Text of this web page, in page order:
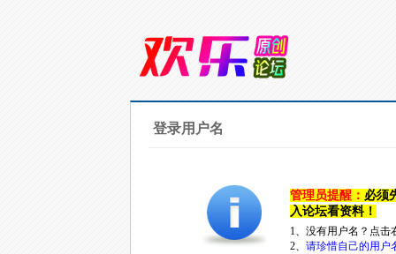
登录用户名
管理员提醒： 必须
入论坛看资料！
1、没有用户名？点
2、 请珍惜自己的用户